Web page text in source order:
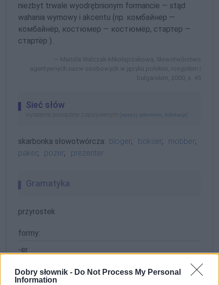
Dobry słownik - Do Not Process My Personal
Information
niezbyt trwale wyodrębnionym formancie — stąd
wahania wymowy i akcentu (np. комбайнер —
комбайнёр, костюмер — костюмёр, стартер —
стартёр ).
Mariola Walczak-Mikołajczakowa, Słowotwórstwo
agentywnych nazw osobowych w języku polskim, rosyjskim i
bułgarskim, 2000, s. 45
Sieć słów
wyrażenia powiązane z opisywanym ( wyrazy pokrewne kolokacje
skarbonka słowotwórcza: bloger; bokser; mobber;
paker; pozer; prezenter
Gramatyka
przyrostek
formy:
-er
ZGŁOŚ POPRAWKĘ